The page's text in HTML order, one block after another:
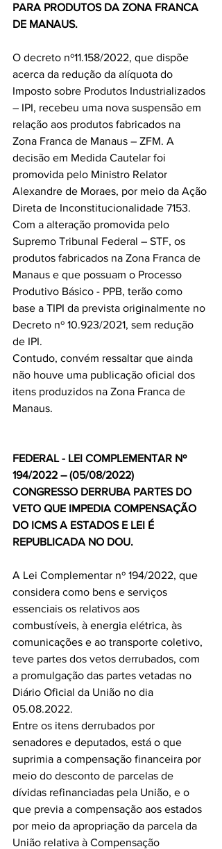
PARA PRODUTOS DA ZONA FRANCA
DE MANAUS.
O decreto nº11.158/2022, que dispõe
acerca da redução da alíquota do
Imposto sobre Produtos Industrializados
– IPI, recebeu uma nova suspensão em
relação aos produtos fabricados na
Zona Franca de Manaus – ZFM. A
decisão em Medida Cautelar foi
promovida pelo Ministro Relator
Alexandre de Moraes, por meio da Ação
Direta de Inconstitucionalidade 7153.
Com a alteração promovida pelo
Supremo Tribunal Federal – STF, os
produtos fabricados na Zona Franca de
Manaus e que possuam o Processo
Produtivo Básico - PPB, terão como
base a TIPI da prevista originalmente no
Decreto nº 10.923/2021, sem redução
de IPI.
Contudo, convém ressaltar que ainda
não houve uma publicação oficial dos
itens produzidos na Zona Franca de
Manaus.
FEDERAL - LEI COMPLEMENTAR Nº
194/2022 – (05/08/2022)
CONGRESSO DERRUBA PARTES DO
VETO QUE IMPEDIA COMPENSAÇÃO
DO ICMS A ESTADOS E LEI É
REPUBLICADA NO DOU.
A Lei Complementar nº 194/2022, que
considera como bens e serviços
essenciais os relativos aos
combustíveis, à energia elétrica, às
comunicações e ao transporte coletivo,
teve partes dos vetos derrubados, com
a promulgação das partes vetadas no
Diário Oficial da União no dia
05.08.2022.
Entre os itens derrubados por
senadores e deputados, está o que
suprimia a compensação financeira por
meio do desconto de parcelas de
dívidas refinanciadas pela União, e o
que previa a compensação aos estados
por meio da apropriação da parcela da
União relativa à Compensação